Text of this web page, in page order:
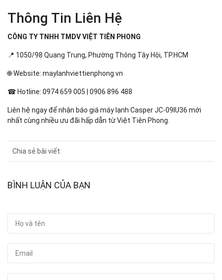
Thông Tin Liên Hệ
CÔNG TY TNHH TMDV VIỆT TIÊN PHONG
📍 1050/98 Quang Trung, Phường Thông Tây Hội, TP.HCM
🌐 Website: maylanhviettienphong.vn
☎ Hotline: 0974 659 005 | 0906 896 488
Liên hệ ngay để nhận báo giá máy lạnh Casper JC-09IU36 mới
nhất cùng nhiều ưu đãi hấp dẫn từ Việt Tiên Phong.
Chia sẻ bài viết:
BÌNH LUẬN CỦA BẠN